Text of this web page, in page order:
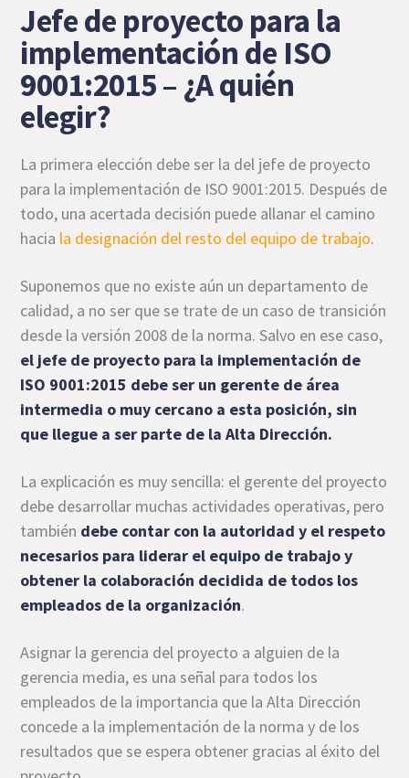
Jefe de proyecto para la
implementación de ISO
9001:2015 – ¿A quién
elegir?
La primera elección debe ser la del jefe de proyecto
para la implementación de ISO 9001:2015. Después de
todo, una acertada decisión puede allanar el camino
hacia la designación del resto del equipo de trabajo.
Suponemos que no existe aún un departamento de
calidad, a no ser que se trate de un caso de transición
desde la versión 2008 de la norma. Salvo en ese caso,
el jefe de proyecto para la implementación de
ISO 9001:2015 debe ser un gerente de área
intermedia o muy cercano a esta posición, sin
que llegue a ser parte de la Alta Dirección.
La explicación es muy sencilla: el gerente del proyecto
debe desarrollar muchas actividades operativas, pero
también debe contar con la autoridad y el respeto
necesarios para liderar el equipo de trabajo y
obtener la colaboración decidida de todos los
empleados de la organización.
Asignar la gerencia del proyecto a alguien de la
gerencia media, es una señal para todos los
empleados de la importancia que la Alta Dirección
concede a la implementación de la norma y de los
resultados que se espera obtener gracias al éxito del